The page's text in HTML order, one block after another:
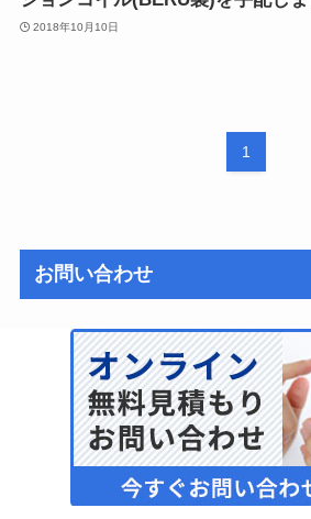
2018年10月10日
1
お問い合わせ